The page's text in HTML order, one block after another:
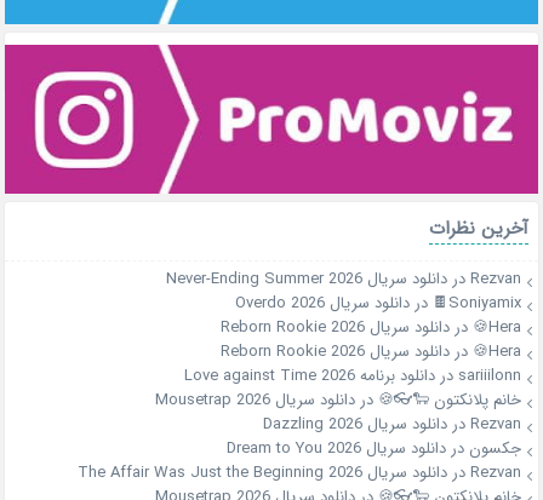
آخرین نظرات
Rezvanدردانلود سریال Never-Ending Summer 2026
Soniyamix🍫
دردانلود سریال Overdo 2026
Hera🍪
دردانلود سریال Reborn Rookie 2026
Hera🍪
دردانلود سریال Reborn Rookie 2026
sariiilonn دردانلود برنامه Love against Time 2026
خانم پلانکتون 🐑👓🍪 دردانلود سریال Mousetrap 2026
Rezvanدردانلود سریال Dazzling 2026
جکسون دردانلود سریال Dream to You 2026
Rezvanدردانلود سریال The Affair Was Just the Beginning 2026